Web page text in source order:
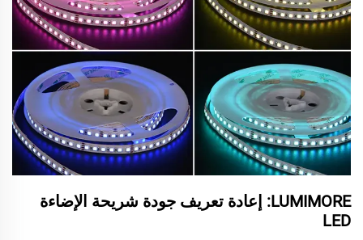
LUMIMORE: إعادة تعريف جودة شريحة الإضاءة
LED